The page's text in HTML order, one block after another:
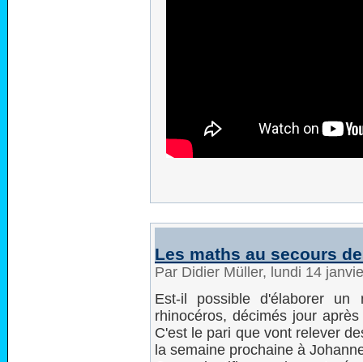
Les maths au secours
Par Didier Müller, lundi 14
Est-il possible d'élaborer un
rhinocéros, décimés jour
C'est le pari que vont relever
la semaine prochaine à